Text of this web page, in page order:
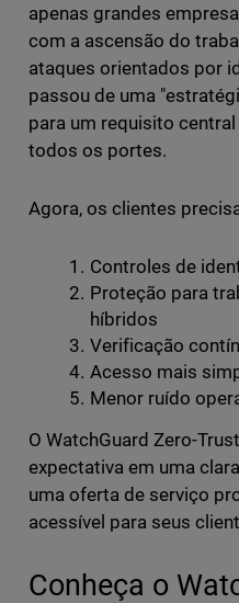
apenas grandes
com a ascensão do
ataques orientados por
passou de uma
para um requisito
todos os portes.
Agora, os clientes
Controles de
Proteção para
híbridos
Verificação
Acesso mais
Menor ruído
O WatchGuard Zero-
expectativa em uma
uma oferta de serviço
acessível para seus
Conheça o